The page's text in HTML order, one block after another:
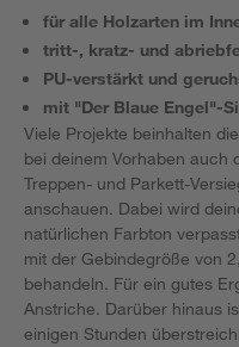
für alle Holzarten im
tritt-, kratz- und
PU-verstärkt und
mit "Der Blaue Engel"-
Viele Projekte beinhalten
bei deinem Vorhaben auch
Treppen- und Parkett-
anschauen. Dabei wird
natürlichen Farbton
mit der Gebindegröße von
behandeln. Für ein gutes
Anstriche. Darüber hinaus
einigen Stunden